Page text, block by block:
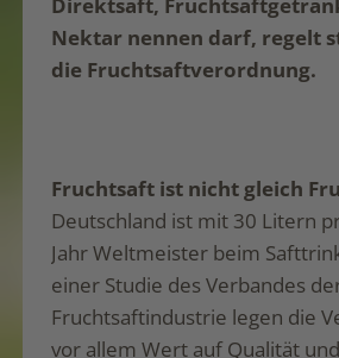
Direktsaft,
Nektar nennen darf, regelt
die Fruchtsaftverordnung.
Fruchtsaft ist nicht gleich
Deutschland ist mit 30 Litern
Jahr Weltmeister beim
einer Studie des Verbandes
Fruchtsaftindustrie legen die
vor allem Wert auf Qualität